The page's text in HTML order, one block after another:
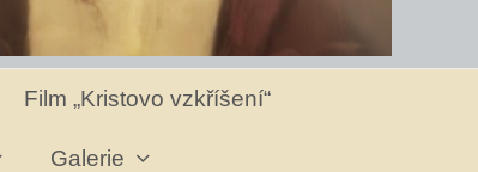
Film „Kristovo vzkříšení“
Galerie